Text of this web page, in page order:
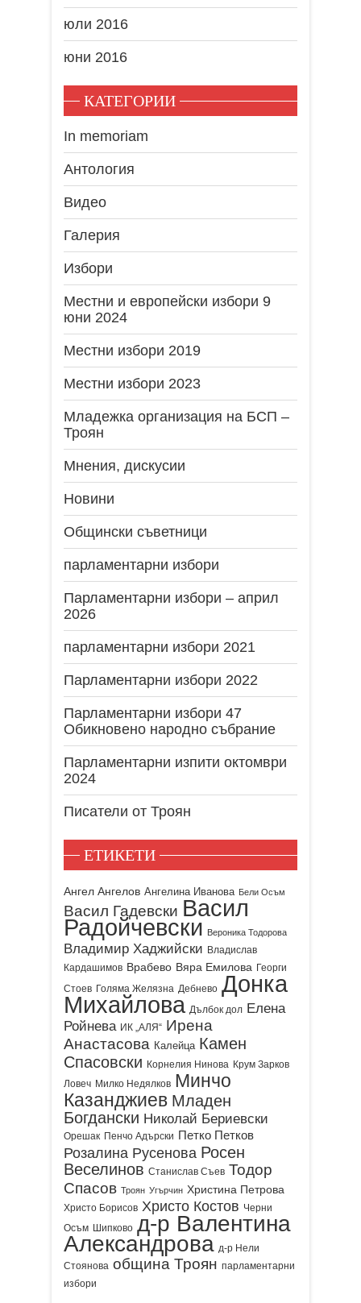
юли 2016
юни 2016
КАТЕГОРИИ
In memoriam
Антология
Видео
Галерия
Избори
Местни и европейски избори 9
юни 2024
Местни избори 2019
Местни избори 2023
Младежка организация на БСП –
Троян
Мнения, дискусии
Новини
Общински съветници
парламентарни избори
Парламентарни избори – април
2026
парламентарни избори 2021
Парламентарни избори 2022
Парламентарни избори 47
Обикновено народно събрание
Парламентарни изпити октомври
2024
Писатели от Троян
ЕТИКЕТИ
Ангел Ангелов Ангелина Иванова Бели Осъм
Васил Гадевски Васил
Радойчевски Вероника Тодорова
Владимир Хаджийски Владислав
Кардашимов Врабево Вяра Емилова Георги
Стоев Голяма Желязна Дебнево Донка
Михайлова Дълбок дол Елена
Ройнева ИК „АЛЯ“ Ирена
Анастасова Калейца Камен
Спасовски Корнелия Нинова Крум Зарков
Ловеч Милко Недялков Минчо
Казанджиев Младен
Богдански Николай Бериевски
Орешак Пенчо Адърски Петко Петков
Розалина Русенова Росен
Веселинов Станислав Съев Тодор
Спасов Троян Угърчин Христина Петрова
Христо Борисов Христо Костов Черни
Осъм
Шипково д-р Валентина
Александрова д-р Нели
Стоянова община Троян парламентарни
избори